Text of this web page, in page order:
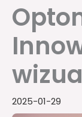
2025-01-29